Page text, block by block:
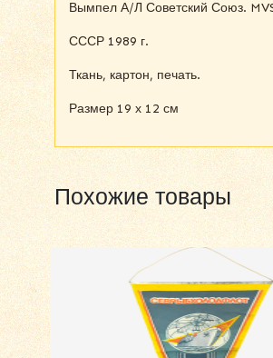
Вымпел А/Л Советский Союз.
СССР 1989 г.
Ткань, картон, печать.
Размер 19 х 12 см
Похожие товары